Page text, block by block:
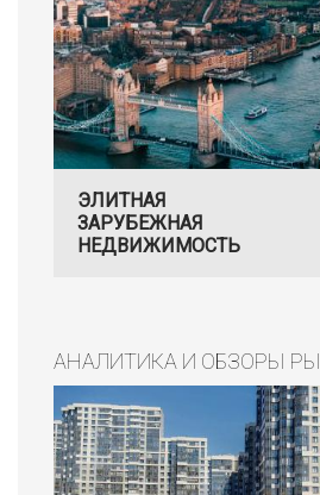
ЭЛИТНАЯ
ЗАРУБЕЖНАЯ
НЕДВИЖИМОСТЬ
АНАЛИТИКА И ОБЗОРЫ